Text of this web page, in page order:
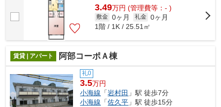
3.49万円 (管理費等：- )
敷金 0ヶ月 礼金 0ヶ月
1階 / 1K / 25.51㎡
賃貸 | アパート 阿部コーポＡ棟
礼0
3.5万円
小海線 「岩村田 」駅 徒歩7分
小海線 「佐久平 」駅 徒歩15分